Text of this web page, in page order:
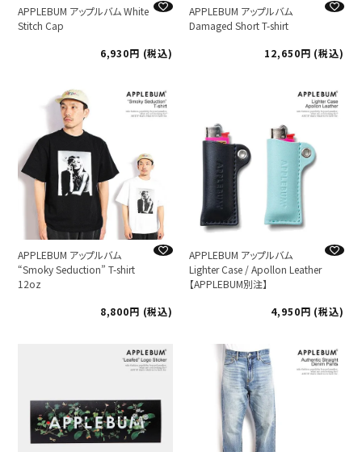
APPLEBUM アップルバム White
Stitch Cap
6,930
税込
APPLEBUM アップルバム
Damaged Short T-shirt
12,650
税込
APPLEBUM アップルバム
“Smoky Seduction” T-shirt
12oz
8,800
税込
APPLEBUM アップルバム
Lighter Case / Apollon Leather
【APPLEBUM別注】
4,950
税込